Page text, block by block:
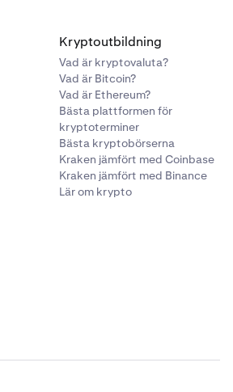
Kryptoutbildning
Vad är kryptovaluta?
Vad är Bitcoin?
Vad är Ethereum?
Bästa plattformen för
kryptoterminer
Bästa kryptobörserna
Kraken jämfört med Coinbase
Kraken jämfört med Binance
Lär om krypto